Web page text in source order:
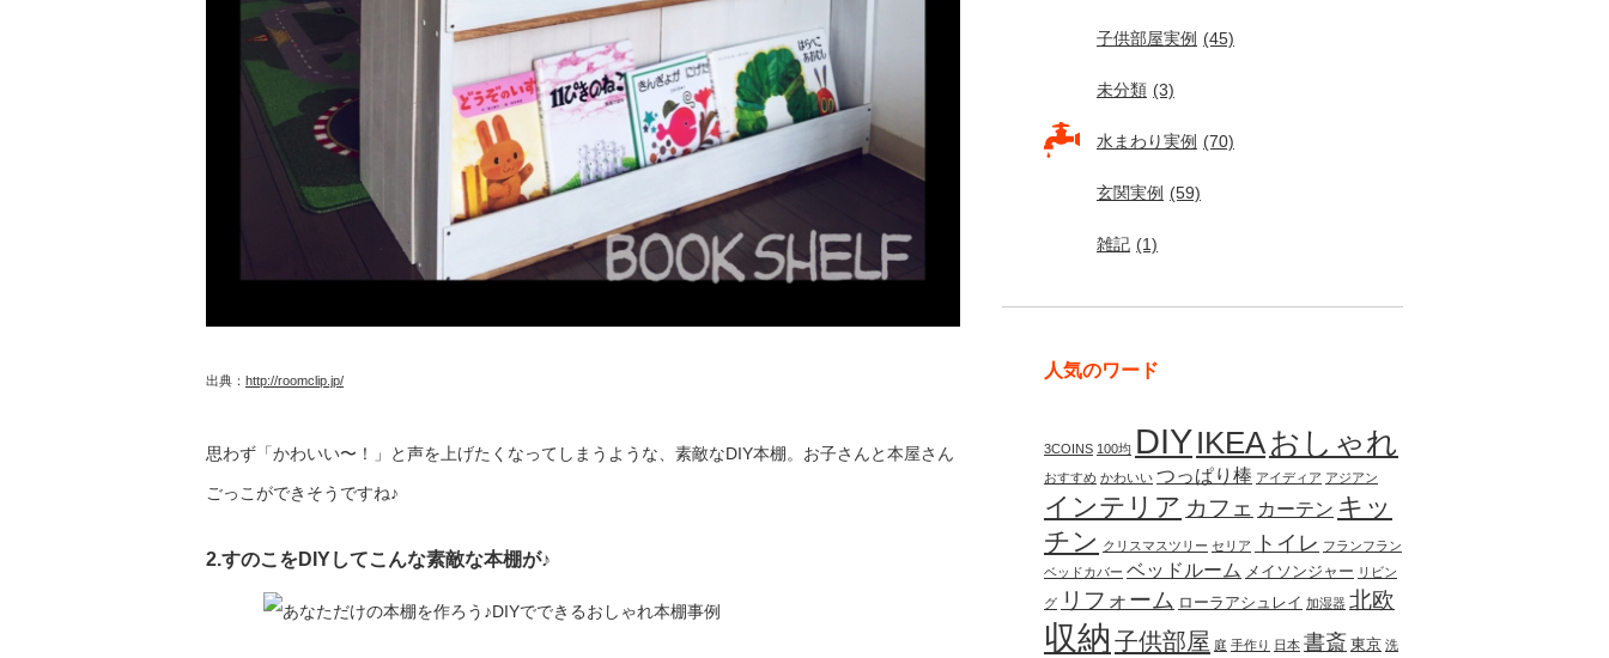
出典： http://roomclip.jp/
思わず「かわいい〜！」と声を上げたくなってしまうような、素敵なDIY本棚。お子さんと本屋さん
ごっこができそうですね♪
2.すのこをDIYしてこんな素敵な本棚が♪
子供部屋実例 (45)
未分類 (3)
水まわり実例 (70)
玄関実例 (59)
雑記 (1)
人気のワード
3COINS 100均 DIYIKEAおしゃれ
おすすめ かわいい つっぱり棒 アイディア アジアン
インテリア カフェ カーテン キッ
チン クリスマスツリー セリア トイレ フランフラン
ベッドカバー ベッドルーム メイソンジャー リビン
グ リフォーム ローラアシュレイ 加湿器 北欧
収納 子供部屋 庭 手作り 日本 書斎 東京 洗